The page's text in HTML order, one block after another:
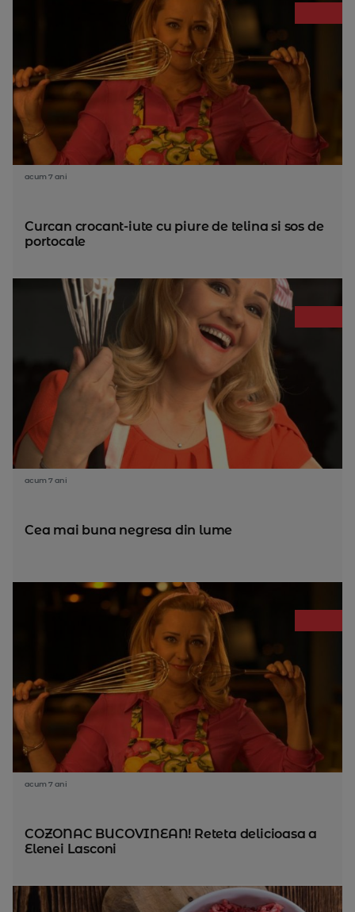
acum 7 ani
Curcan crocant-iute cu piure de telina si sos de
portocale
acum 7 ani
Cea mai buna negresa din lume
acum 7 ani
COZONAC BUCOVINEAN! Reteta delicioasa a
Elenei Lasconi